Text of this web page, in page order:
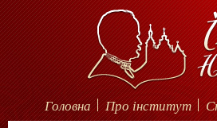
Головна Про інститут